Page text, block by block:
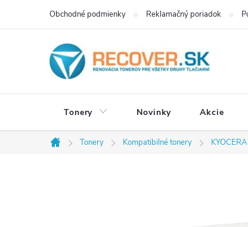
Obchodné podmienky Reklamačný poriadok
Tonery Novinky Akcie
Domov
Tonery Kompatibilné tonery KYOCERA